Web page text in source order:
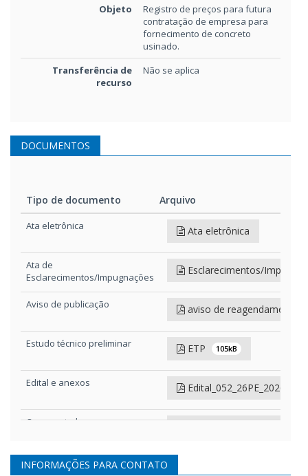
Objeto
Registro de preços para futura
contratação de empresa para
fornecimento de concreto
usinado.
Transferência de
recurso
Não se aplica
DOCUMENTOS
Tipo de documento
Arquivo
Tipo de documento
Ata eletrônica Ata eletrônica
Ata de
Esclarecimentos/Impugnações
Esclarecimentos/
Aviso de publicação aviso de reagendamento
Estudo técnico preliminar ETP 105kB
Edital e anexos
Orçamento-base
Projeto básico/Termo de
referência
INFORMAÇÕES PARA CONTATO